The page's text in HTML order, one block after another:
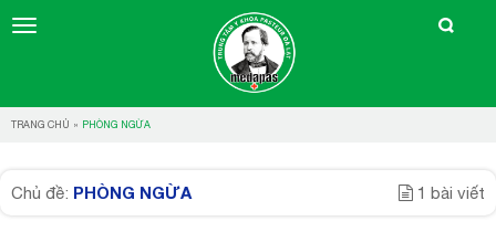
TRANG CHỦ » PHÒNG NGỪA
Chủ đề: PHÒNG NGỪA 1 bài viết